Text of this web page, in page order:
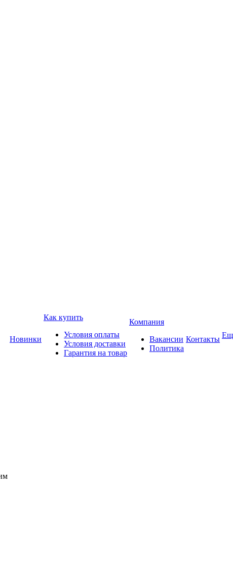
Новинки
Как купить
Условия оплаты
Условия доставки
Гарантия на товар
Компания
Вакансии
Политика
Контакты